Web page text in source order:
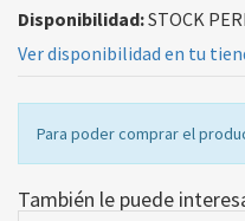
Disponibilidad:STOCK
Ver disponibilidad en tu
Para poder comprar el
También le puede